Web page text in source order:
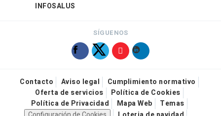
INFOSALUS
SÍGUENOS
Contacto Aviso legal
Cumplimiento normativo
Oferta de servicios
Política de Cookies
Política de Privacidad
Mapa Web
Temas